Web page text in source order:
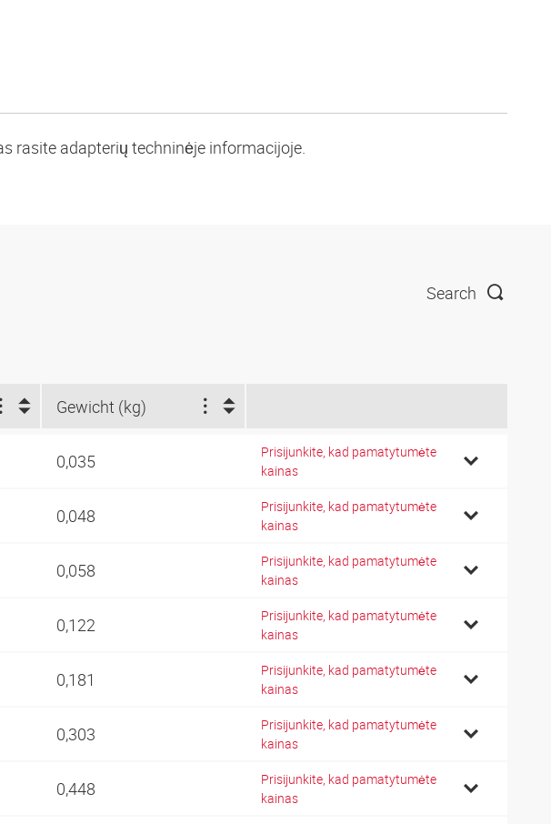
rasite adapterių techninėje informacijoje.
Search
Gewicht (kg)
0,035
Prisijunkite, kad pamatytumėte
kainas
0,048
Prisijunkite, kad pamatytumėte
kainas
0,058
Prisijunkite, kad pamatytumėte
kainas
0,122
Prisijunkite, kad pamatytumėte
kainas
0,181
Prisijunkite, kad pamatytumėte
kainas
0,303
Prisijunkite, kad pamatytumėte
kainas
0,448
Prisijunkite, kad pamatytumėte
kainas